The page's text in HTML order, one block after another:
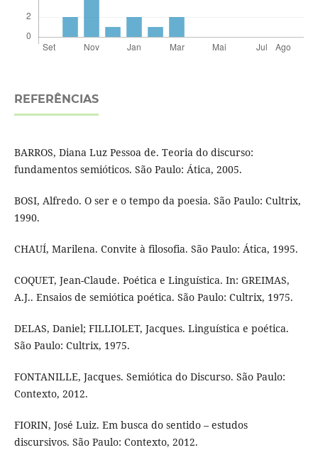
REFERÊNCIAS
BARROS, Diana Luz Pessoa de. Teoria do discurso:
fundamentos semióticos. São Paulo: Ática, 2005.
BOSI, Alfredo. O ser e o tempo da poesia. São Paulo: Cultrix,
1990.
CHAUÍ, Marilena. Convite à filosofia. São Paulo: Ática, 1995.
COQUET, Jean-Claude. Poética e Linguística. In: GREIMAS,
A.J.. Ensaios de semiótica poética. São Paulo: Cultrix, 1975.
DELAS, Daniel; FILLIOLET, Jacques. Linguística e poética.
São Paulo: Cultrix, 1975.
FONTANILLE, Jacques. Semiótica do Discurso. São Paulo:
Contexto, 2012.
FIORIN, José Luiz. Em busca do sentido – estudos
discursivos. São Paulo: Contexto, 2012.